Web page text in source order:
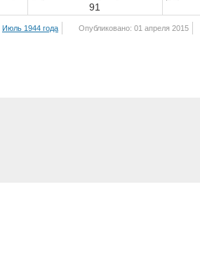
91
Июль 1944 года Опубликовано: 01 апреля 2015